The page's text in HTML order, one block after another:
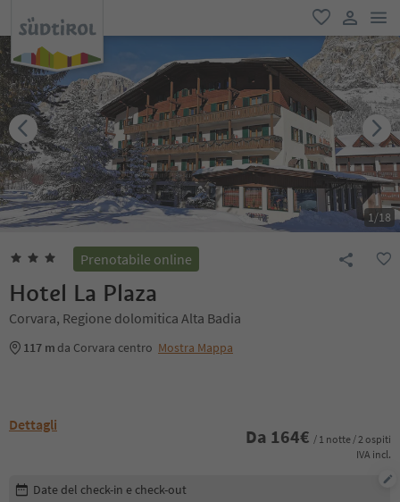
favoriti
user link
1/18
Prenotabile online
Hotel La Plaza
Corvara, Regione dolomitica Alta Badia
117 m da Corvara centro Mostra Mappa
Dettagli
Da 164€ / 1 notte / 2 ospiti
IVA incl.
Modifica i dettagli della prenotazione
Date del check-in e check-out